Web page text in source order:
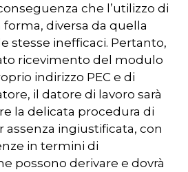
che l’utilizzo di
forma, diversa da quella
stesse inefficaci. Pertanto,
ricevimento del modulo
indirizzo PEC e di
il datore di lavoro sarà
la delicata procedura di
ingiustificata, con
in termini di
possono derivare e dovrà